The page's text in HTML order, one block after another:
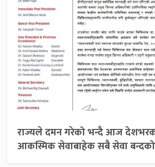
राज्यले दमन गरेको भन्दै आज
आकस्मिक सेवाबाहेक सबै सेवा